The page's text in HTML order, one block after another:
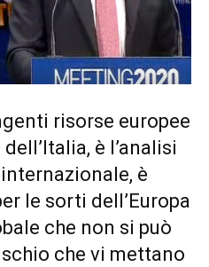
risorse europee
è l’analisi
è
le sorti dell’Europa
che non si può
che vi mettano